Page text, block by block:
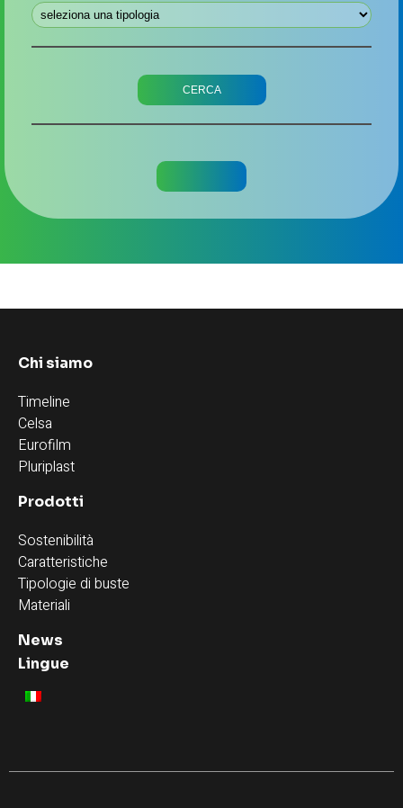
Chi siamo
Timeline
Celsa
Eurofilm
Pluriplast
Prodotti
Sostenibilità
Caratteristiche
Tipologie di buste
Materiali
News
Lingue